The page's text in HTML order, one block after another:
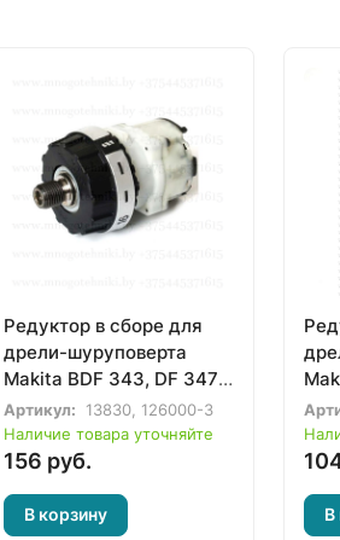
Редуктор в сборе для
дрели-шуруповерта
Makita BDF 343, DF 347
D, DDF 343 (126000-3)
Артикул:
13830, 126000-3
Наличие товара уточняйте
156 руб.
В корзину
D
В